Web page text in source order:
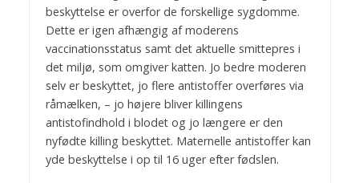
beskyttelse er overfor de forskellige sygdomme.
Dette er igen afhængig af moderens
vaccinationsstatus samt det aktuelle smittepres i
det miljø, som omgiver katten. Jo bedre moderen
selv er beskyttet, jo flere antistoffer overføres via
råmælken, – jo højere bliver killingens
antistofindhold i blodet og jo længere er den
nyfødte killing beskyttet. Maternelle antistoffer kan
yde beskyttelse i op til 16 uger efter fødslen.